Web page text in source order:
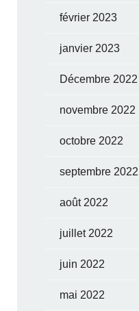
février 2023
janvier 2023
Décembre 2022
novembre 2022
octobre 2022
septembre 2022
août 2022
juillet 2022
juin 2022
mai 2022